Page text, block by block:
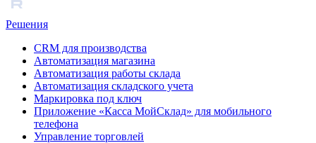
Решения
CRM для производства
Автоматизация магазина
Автоматизация работы склада
Автоматизация складского учета
Маркировка под ключ
Приложение «Касса МойСклад» для мобильного
телефона
Управление торговлей